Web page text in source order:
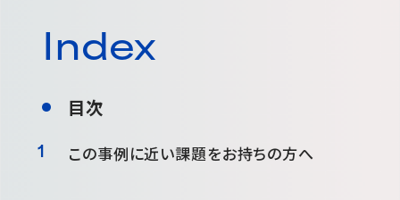
Index
目次
この事例に近い課題をお持ちの方へ